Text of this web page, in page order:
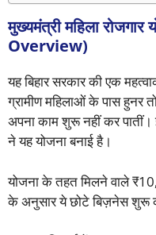
मुख्यमंत्री महिला
Overview)
यह बिहार सरकार की एक
ग्रामीण महिलाओं के पास हुनर
अपना काम शुरू नहीं कर
ने यह योजना बनाई है।
योजना के तहत मिलने वाले
के अनुसार ये छोटे बिज़नेस शुरू